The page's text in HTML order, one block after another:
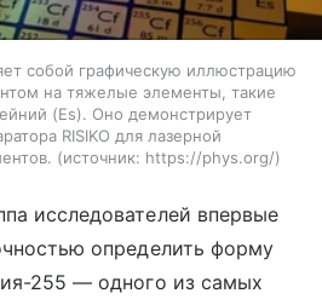
собой графическую иллюстрацию
на тяжелые элементы, такие
(Es). Оно демонстрирует
RISIKO для лазерной
источник: https://phys.org/
исследователей впервые
определить форму
255 — одного из самых